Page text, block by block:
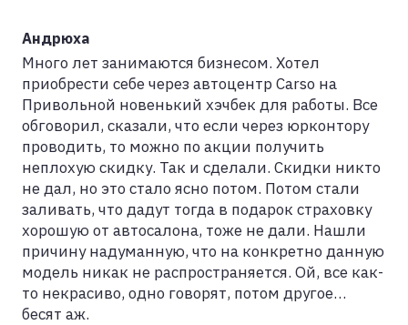
Андрюха
Много лет занимаются бизнесом. Хотел
приобрести себе через автоцентр Carso на
Привольной новенький хэчбек для работы. Все
обговорил, сказали, что если через юрконтору
проводить, то можно по акции получить
неплохую скидку. Так и сделали. Скидки никто
не дал, но это стало ясно потом. Потом стали
заливать, что дадут тогда в подарок страховку
хорошую от автосалона, тоже не дали. Нашли
причину надуманную, что на конкретно данную
модель никак не распространяется. Ой, все как-
то некрасиво, одно говорят, потом другое…
бесят аж.